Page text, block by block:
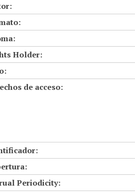
Holder:
de acceso:
Periodicity: